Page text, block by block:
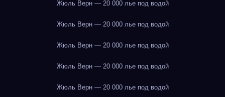
Жюль Верн — 20 000 лье под водой
Жюль Верн — 20 000 лье под водой
Жюль Верн — 20 000 лье под водой
Жюль Верн — 20 000 лье под водой
Жюль Верн — 20 000 лье под водой